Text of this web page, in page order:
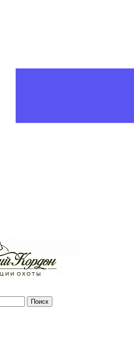
Поиск